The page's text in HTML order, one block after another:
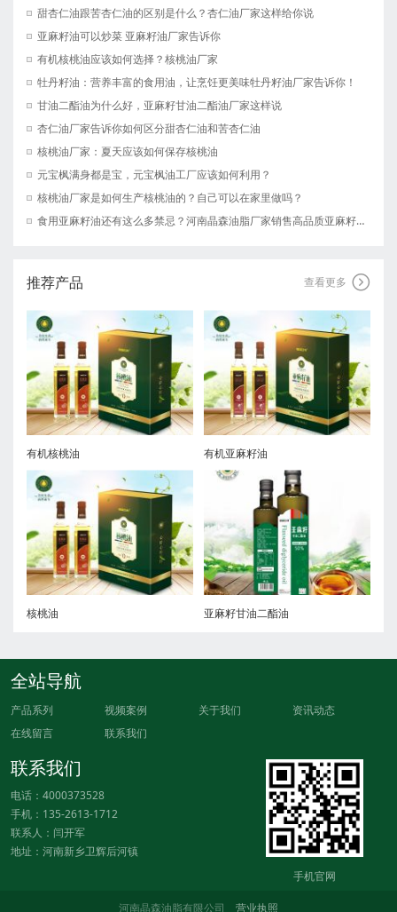
甜杏仁油跟苦杏仁油的区别是什么？杏仁油厂家这样给你说
亚麻籽油可以炒菜 亚麻籽油厂家告诉你
有机核桃油应该如何选择？核桃油厂家
牡丹籽油：营养丰富的食用油，让烹饪更美味牡丹籽油厂家告诉你！
甘油二酯油为什么好，亚麻籽甘油二酯油厂家这样说
杏仁油厂家告诉你如何区分甜杏仁油和苦杏仁油
核桃油厂家：夏天应该如何保存核桃油
元宝枫满身都是宝，元宝枫油工厂应该如何利用？
核桃油厂家是如何生产核桃油的？自己可以在家里做吗？
食用亚麻籽油还有这么多禁忌？河南晶森油脂厂家销售高品质亚麻籽油！亚麻籽油厂家
推荐产品 查看更多 
有机核桃油 有机亚麻籽油
核桃油 亚麻籽甘油二酯油
全站导航
产品系列 视频案例 关于我们
资讯动态
在线留言
联系我们
手机官网
联系我们
电话：4000373528
手机：135-2613-1712
联系人：闫开军
地址：河南新乡卫辉后河镇
河南晶森油脂有限公司 营业执照